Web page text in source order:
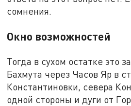
сомнения.
Окно возможностей
Тогда в сухом остатке это
Бахмута через Часов Яр в
Константиновки, севера
одной стороны и дуги от